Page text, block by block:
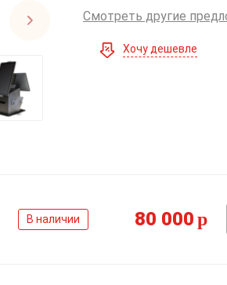
Смотреть другие
Хочу дешевле
В наличии 80 000p